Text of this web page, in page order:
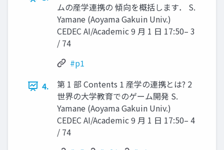
ムの産学連携の 傾向を概括します． S.
Yamane (Aoyama Gakuin Univ.)
CEDEC AI/Academic 9 月 1 日 17:50– 3
/ 74
#p1
4.
第 1 部 Contents 1 産学の連携とは? 2
世界の大学教育でのゲーム開発 S.
Yamane (Aoyama Gakuin Univ.)
CEDEC AI/Academic 9 月 1 日 17:50– 4
/ 74